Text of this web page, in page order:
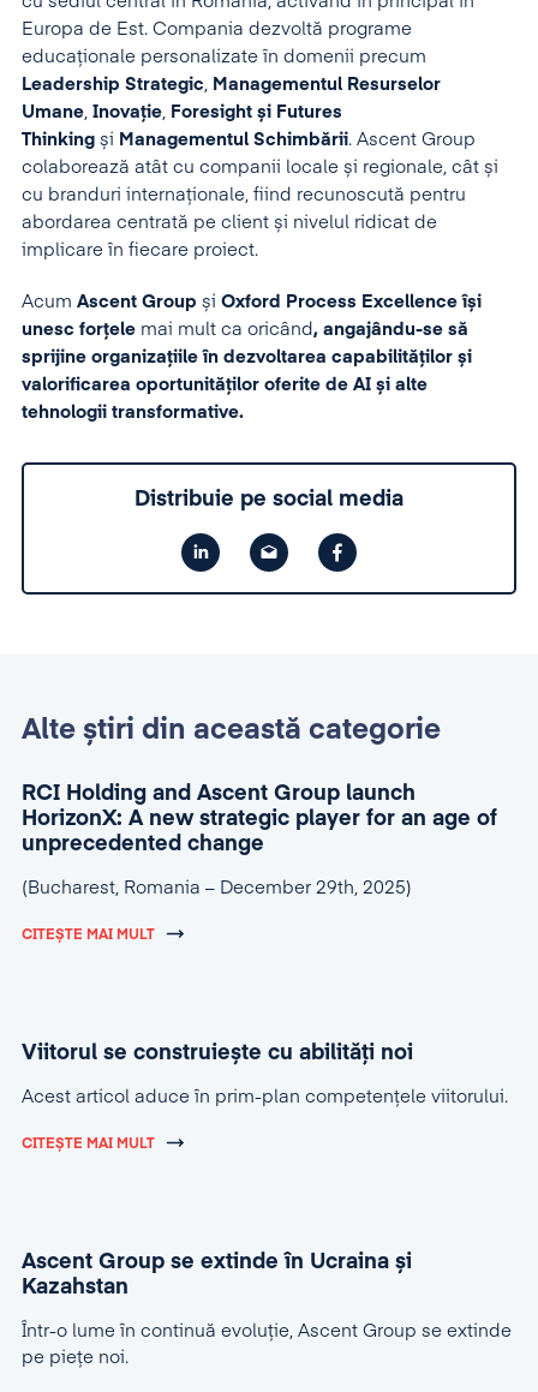
Europa de Est. Compania dezvoltă programe
educaționale personalizate în domenii precum
Leadership Strategic
Managementul Resurselor
Umane Inovație
Foresight și Futures
Thinking și Managementul Schimbării. Ascent Group
colaborează atât cu companii locale și regionale, cât și
cu branduri internaționale, fiind recunoscută pentru
abordarea centrată pe client și nivelul ridicat de
implicare în fiecare proiect.
Acum Ascent Group și Oxford Process Excellence își
unesc forțele mai mult ca oricând, angajându-se să
sprijine organizațiile în dezvoltarea capabilităților și
valorificarea oportunităților oferite de AI și alte
tehnologii transformative.
Distribuie pe social media
Alte știri din această categorie
RCI Holding and Ascent Group launch
HorizonX: A new strategic player for an age of
unprecedented change
(Bucharest, Romania – December 29th, 2025)
CITEȘTE MAI MULT
Viitorul se construiește cu abilități noi
Acest articol aduce în prim-plan competențele viitorului.
CITEȘTE MAI MULT
Ascent Group se extinde în Ucraina și
Kazahstan
Într-o lume în continuă evoluție, Ascent Group se extinde
pe piețe noi.